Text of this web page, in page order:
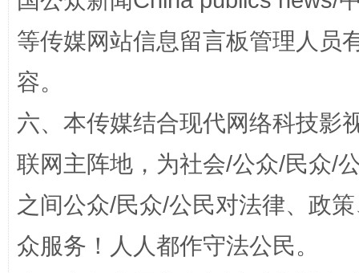
招工难、用工荒背后
等传媒网站信息留言板管理人员
容。
六、本传媒结合现代网络科技影
联网主阵地，为社会/公众/民众/
之间公众/民众/公民对法律、政
众服务！人人都作守法公民。